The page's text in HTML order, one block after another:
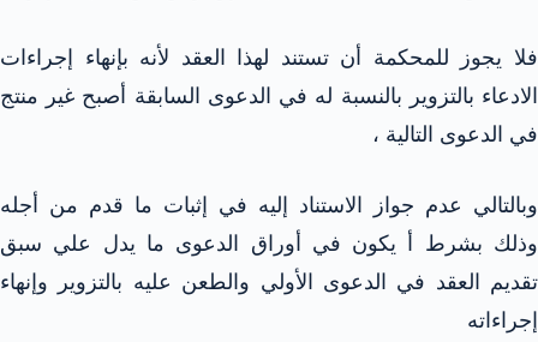
فلا يجوز للمحكمة أن تستند لهذا العقد لأنه بإنهاء إجراءات
الادعاء بالتزوير بالنسبة له في الدعوى السابقة أصبح غير منتج
في الدعوى التالية ،
وبالتالي عدم جواز الاستناد إليه في إثبات ما قدم من أجله
وذلك بشرط أ يكون في أوراق الدعوى ما يدل علي سبق
تقديم العقد في الدعوى الأولي والطعن عليه بالتزوير وإنهاء
إجراءاته